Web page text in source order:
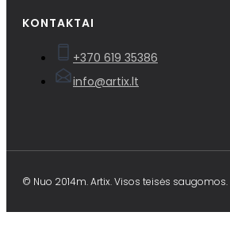
KONTAKTAI
+370 619 35386
info@artix.lt
© Nuo 2014m. Artix. Visos teisės saugomos.